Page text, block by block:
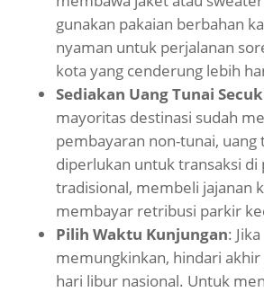
gunakan pakaian berbahan
nyaman untuk perjalanan
kota yang cenderung lebih
Sediakan Uang Tunai
mayoritas destinasi sudah
pembayaran non-tunai, uang
diperlukan untuk transaksi di
tradisional, membeli jajanan
membayar retribusi parkir
Pilih Waktu Kunjungan: Jika
memungkinkan, hindari akhir
hari libur nasional. Untuk